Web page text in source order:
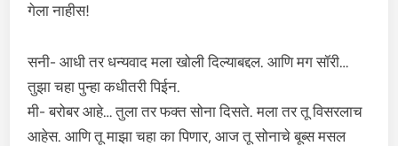
गेला नाहीस!
सनी- आधी तर धन्यवाद मला खोली दिल्याबद्दल. आणि मग सॉरी…
तुझा चहा पुन्हा कधीतरी पिईन.
मी- बरोबर आहे… तुला तर फक्त सोना दिसते. मला तर तू विसरलाच
आहेस. आणि तू माझा चहा का पिणार, आज तू सोनाचे बूब्स मसल